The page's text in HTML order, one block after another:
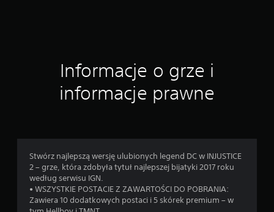
n
Informacje o grze i
informacje prawne
Stwórz najlepszą wersję ulubionych legend DC w INJUSTICE
2 – grze, która zdobyła tytuł najlepszej bijatyki 2017 roku
według serwisu IGN.
• WSZYSTKIE POSTACIE Z ZAWARTOŚCI DO POBRANIA:
Zawiera 10 dodatkowych postaci i 5 skórek premium – w